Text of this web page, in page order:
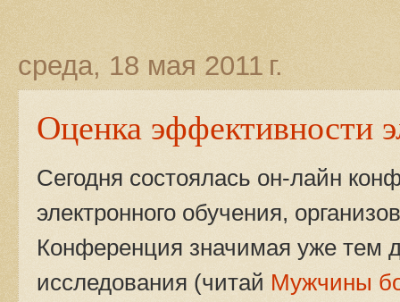
среда, 18 мая 2011 г.
Оценка эффективности
Сегодня состоялась он-лайн
электронного обучения,
Конференция значимая уже тем
исследования (читай Мужчины